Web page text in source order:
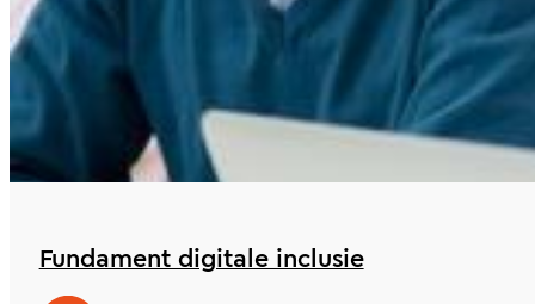
Fundament digitale inclusie